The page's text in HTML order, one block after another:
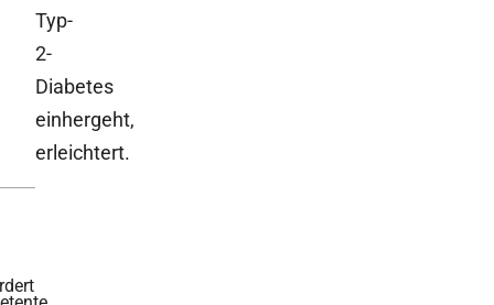
Typ-
2-
Diabetes
einhergeht,
erleichtert.